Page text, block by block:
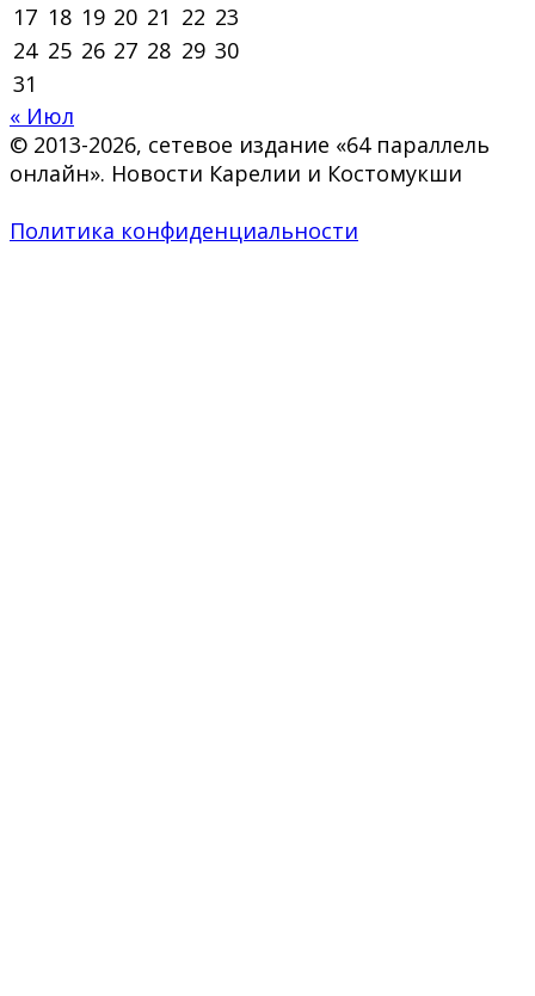
17 18 19 20 21 22 23
24 25 26 27 28 29 30
31
« Июл
© 2013-2026, сетевое издание «64 параллель
онлайн». Новости Карелии и Костомукши
Политика конфиденциальности